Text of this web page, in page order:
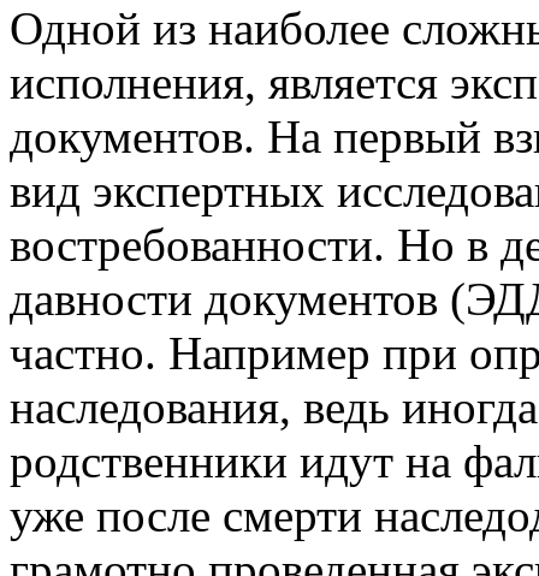
Одной из наиболее
исполнения, является
документов. На первый
вид экспертных
востребованности. Но в
давности документов
частно. Например при
наследования, ведь
родственники идут на
уже после смерти